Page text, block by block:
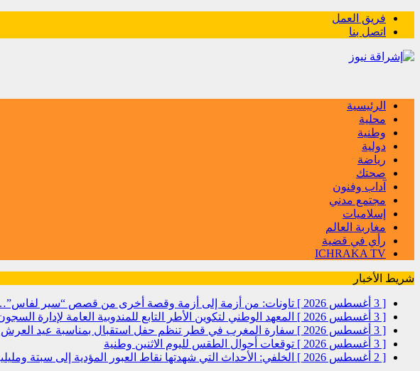
فريق العمل
اتصل بنا
الرئيسية
محلية
وطنية
دولية
رياضة
صحتك
آداب وفنون
مجتمع مدني
إسلاميات
مغاربة العالم
رأي في قضية
ICHRAKA TV
شريط الأخبار
[ 3 أغسطس 2026 ] تاونات: من أزمة إلى أزمة وقصة أخرى من قصص “سير
[ 3 أغسطس 2026 ]
المعهد الوطني لتكوين الأطر التابع للمندوبية العامة لإدارة
[ 3 أغسطس 2026 ]
سفارة المغرب في قطر تنظم حفل استقبال بمناسبة عيد العرش
[ 3 أغسطس 2026 ]
توقعات أحوال الطقس لليوم الاثنين وطنية
[ 2 أغسطس 2026 ]
الخلفي: الأحداث التي شهدتها نقاط العبور المؤدية إلى سبتة